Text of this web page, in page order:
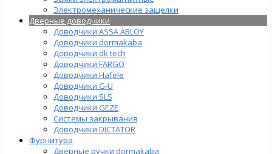
Электромеханические защелки
Дверные доводчики
Доводчики ASSA ABLOY
Доводчики dormakaba
Доводчики dk tech
Доводчики FARGO
Доводчики Hafele
Доводчики G-U
Доводчики SLS
Доводчики GEZE
Cистемы закрывания
Доводчики DICTATOR
Фурнитура
Дверные ручки dormakaba